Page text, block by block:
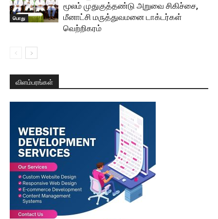
பொது
மூலம் முதுகுத்தண்டு அறுவை சிகிச்சை,
மீனாட்சி மருத்துவமனை டாக்டர்கள்
வெற்றிகரம்
விளம்பரங்கள்